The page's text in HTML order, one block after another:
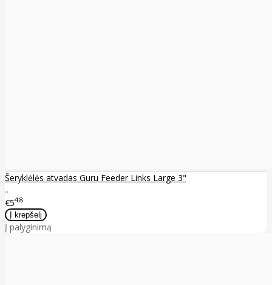
Šeryklėlės atvadas Guru Feeder Links Large 3"
..
€548
Į palyginimą